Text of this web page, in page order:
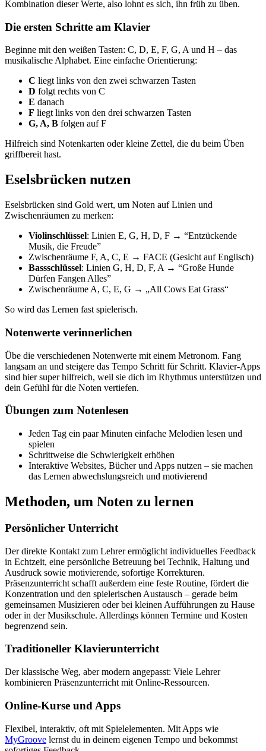
Kombination dieser Werte, also lohnt es sich, ihn früh zu üben.
Die ersten Schritte am Klavier
Beginne mit den weißen Tasten: C, D, E, F, G, A und H – das
musikalische Alphabet. Eine einfache Orientierung:
C liegt links von den zwei schwarzen Tasten
D folgt rechts von C
E danach
F liegt links von den drei schwarzen Tasten
G, A, B folgen auf F
Hilfreich sind Notenkarten oder kleine Zettel, die du beim Üben
griffbereit hast.
Eselsbrücken nutzen
Eselsbrücken sind Gold wert, um Noten auf Linien und
Zwischenräumen zu merken:
Violinschlüssel: Linien E, G, H, D, F → “Entzückende
Musik, die Freude”
Zwischenräume F, A, C, E → FACE (Gesicht auf Englisch)
Bassschlüssel: Linien G, H, D, F, A → “Große Hunde
Dürfen Fangen Alles”
Zwischenräume A, C, E, G → „All Cows Eat Grass“
So wird das Lernen fast spielerisch.
Notenwerte verinnerlichen
Übe die verschiedenen Notenwerte mit einem Metronom. Fang
langsam an und steigere das Tempo Schritt für Schritt. Klavier-Apps
sind hier super hilfreich, weil sie dich im Rhythmus unterstützen und
dein Gefühl für die Noten vertiefen.
Übungen zum Notenlesen
Jeden Tag ein paar Minuten einfache Melodien lesen und
spielen
Schrittweise die Schwierigkeit erhöhen
Interaktive Websites, Bücher und Apps nutzen – sie machen
das Lernen abwechslungsreich und motivierend
Methoden, um Noten zu lernen
Persönlicher Unterricht
Der direkte Kontakt zum Lehrer ermöglicht individuelles Feedback
in Echtzeit, eine persönliche Betreuung bei Technik, Haltung und
Ausdruck sowie motivierende, sofortige Korrekturen.
Präsenzunterricht schafft außerdem eine feste Routine, fördert die
Konzentration und den spielerischen Austausch – gerade beim
gemeinsamen Musizieren oder bei kleinen Aufführungen zu Hause
oder in der Musikschule. Allerdings können Termine und Kosten
begrenzend sein.
Traditioneller Klavierunterricht
Der klassische Weg, aber modern angepasst: Viele Lehrer
kombinieren Präsenzunterricht mit Online-Ressourcen.
Online-Kurse und Apps
Flexibel, interaktiv, oft mit Spielelementen. Mit Apps wie
MyGroove lernst du in deinem eigenen Tempo und bekommst